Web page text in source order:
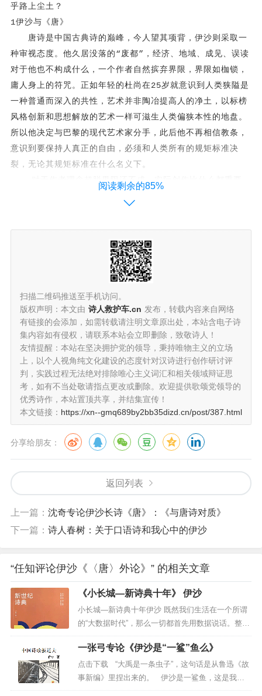
乎路上尘土？
1伊沙与《唐》
唐诗是中国古典诗的巅峰，今人望其项背，伊沙则采取一
种审视态度。他久居没落的“废都”，经济、地域、成见、误读
对于他也不构成什么，一个作者自然摈弃界限，界限如枷锁，
庸人身上的符咒。正如年轻的杜尚在25岁就意识到人类狭隘是
一种普通而深入的共性，艺术并非陶冶提高人的净土，以标榜
风格创新和思想解放的艺术一样可滋生人类偏狭本性的地盘。
所以他决定与巴黎的现代艺术家分手，此后他不再相信教条，
意识到要保持人真正的自由，必须和人类所有的规矩标准决
裂，无论其规矩标准在什么名义下。
对于作者理念超脱界限还不成，实际创作比什么都重要，
是说他写“非诗”，其实讨论“诗”与“非诗”并不重要，看作品
看的是“指归”（指向生存，指向生命、指向内心）。那些认为
《唐》是“回归”的误读者，是脱离一个误区进入另一误区。评
诗不能单从语言，意识才重要。伊沙在创作中充分释放自我，
自然入诗，自然“出神”，自然出神入化。我认为《唐》是伊沙
重要的作品，它的成功不在选材，而在对题材的控制能力，他
展示出自身写作的丰富性，同时将独立的意识呈现读者，那些
启示不断繁殖，为后来者提供了更为广阔的空间。
伊沙创作《唐》是将“诗”作为一种宗教（见题记）。 诗
人无论古今，都有气质共通的东西，创造遵循的标准和本质是
相通的。南朝钟嵘认为“味之者无极，闻之者动心。”这个标准
依然适合当下，司空图将钟嵘的“韵味说”拓展，将风格分为雄
浑（超以象外，得其环中）、纤浓、冲淡、含蓄、飘逸、豪放
（真力瀰满、万象在旁）悲慨（萧萧落叶，漏雨苍苔）等二十
四类。而这二十四类韵味在如今可用“气质”和“情绪”概括。自
验。白居易在《与元九书》中说：“诗者，根情，苗言、华
声、实义，上自先贤，下至愚騃 ，微及豚鱼，幽及鬼神，群
分而气同，形异而情一，未有声入而不应，情交而不感者。”
“情”是诗作为艺术根本特征，表现情和认识的工具是语言，语
初唐陈子昂《登幽州古台歌》迸发出“小我”短暂、有限
性的感慨。作者的空间意识是以心理尺度来体悟世间万象，人
从沧桑巨变、生活无常中感受到周而复始中蕴涵的节奏变化。
创作即时的灵性如火花，一个题材沉淀长了令文本干枯丧失原
始的生命力，另一方面即时往往不可靠，会导致泛日常、口
水，文本平淡无趣。一个作者主要是意识到瞬间的变化，同样
知道亘古不变的东西。伊沙就是以即时抵达永恒的诗人，他创
造力丰沛，意识到了，写什么都可以放任自如。当然日前的诸
阅读剩余的85%
扫描二维码推送至手机访问。
版权声明：本文由 诗人救护车.cn 发布，转载内容来自网络
有链接的会添加，如需转载请注明文章原出处，本站含电子诗
集内容如有侵权，请联系本站会立即删除，致敬诗人！
友情提醒：本站在坚决拥护党的领导，秉持唯物主义的立场
上，以个人视角纯文化建设的态度针对汉诗进行创作研讨评
判，实践过程无法绝对排除唯心主义词汇和相关领域辩证思
考，如有不当处敬请指点更改或删除。欢迎提供歌颂党领导的
优秀诗作，本站置顶共享，并结集宣传！
本文链接： https://xn--gmq689by2bb35dizd.cn/post/387.html
分享给朋友：
返回列表
上一篇： 沈奇专论伊沙长诗《唐》：《与唐诗对质》
下一篇： 诗人春树：关于口语诗和我心中的伊沙
“任知评论伊沙《〈唐〉外论》” 的相关文章
《小长城—新诗典十年》 伊沙
小长城—新诗典十年伊沙 既然我们生活在一个所谓
的“大数据时代”，那么一切都首先用数据说话。整整
十年来，《新世纪诗典》推荐诗的首数与天数是完
全吻合的，一共3653首，出自1161位当代诗人之
手，年度大奖一“李白诗歌奖”共评10届，系列诗会举
办了104场。10年应该是3650天，为什么是365...
一张弓专论《伊沙是“一鲨”鱼么》
点击下载 “大禹是一条虫子”，这句话是从鲁迅《故
事新编》里捏出来的。 伊沙是一鲨鱼，这是我从
网上看出来的。 伊沙是中国网络诗歌最显赫的人